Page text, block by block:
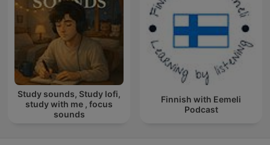
Study sounds, Study lofi,
study with me , focus
sounds
Finnish with Eemeli
Podcast